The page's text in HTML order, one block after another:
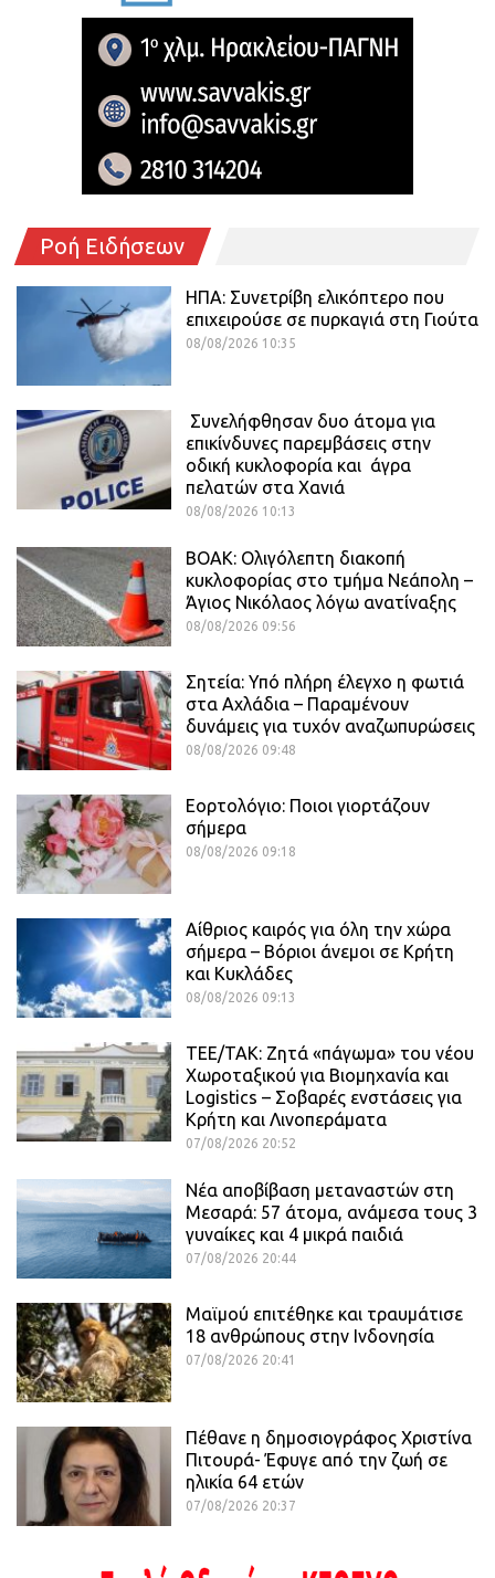
Ροή Ειδήσεων
ΗΠΑ: Συνετρίβη ελικόπτερο που
επιχειρούσε σε πυρκαγιά στη Γιούτα
08/08/2026 10:35
Συνελήφθησαν δυο άτομα για
επικίνδυνες παρεμβάσεις στην
οδική κυκλοφορία και άγρα
πελατών στα Χανιά
08/08/2026 10:13
ΒΟΑΚ: Ολιγόλεπτη διακοπή
κυκλοφορίας στο τμήμα Νεάπολη –
Άγιος Νικόλαος λόγω ανατίναξης
08/08/2026 09:56
Σητεία: Υπό πλήρη έλεγχο η φωτιά
στα Αχλάδια – Παραμένουν
δυνάμεις για τυχόν αναζωπυρώσεις
08/08/2026 09:48
Εορτολόγιο: Ποιοι γιορτάζουν
σήμερα
08/08/2026 09:18
Αίθριος καιρός για όλη την χώρα
σήμερα – Βόριοι άνεμοι σε Κρήτη
και Κυκλάδες
08/08/2026 09:13
ΤΕΕ/ΤΑΚ: Ζητά «πάγωμα» του νέου
Χωροταξικού για Βιομηχανία και
Logistics – Σοβαρές ενστάσεις για
Κρήτη και Λινοπεράματα
07/08/2026 20:52
Νέα αποβίβαση μεταναστών στη
Μεσαρά: 57 άτομα, ανάμεσα τους 3
γυναίκες και 4 μικρά παιδιά
07/08/2026 20:44
Μαϊμού επιτέθηκε και τραυμάτισε
18 ανθρώπους στην Ινδονησία
07/08/2026 20:41
Πέθανε η δημοσιογράφος Χριστίνα
Πιτουρά- Έφυγε από την ζωή σε
ηλικία 64 ετών
07/08/2026 20:37